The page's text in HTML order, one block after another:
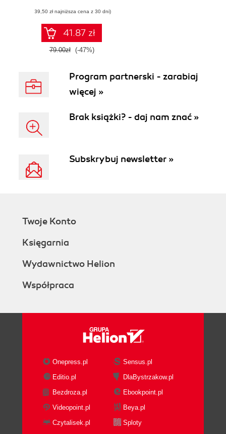
(39,50 zł najniższa cena z 30 dni)
41.87 zł
79.00zł (-47%)
Program partnerski - zarabiaj
więcej »
Brak książki? - daj nam znać »
Subskrybuj newsletter »
Twoje Konto
Księgarnia
Wydawnictwo Helion
Współpraca
Onepress.pl
Sensus.pl
Editio.pl
DlaBystrzakow.pl
Bezdroza.pl
Ebookpoint.pl
Videopoint.pl
Beya.pl
Czytalisek.pl
Sploty